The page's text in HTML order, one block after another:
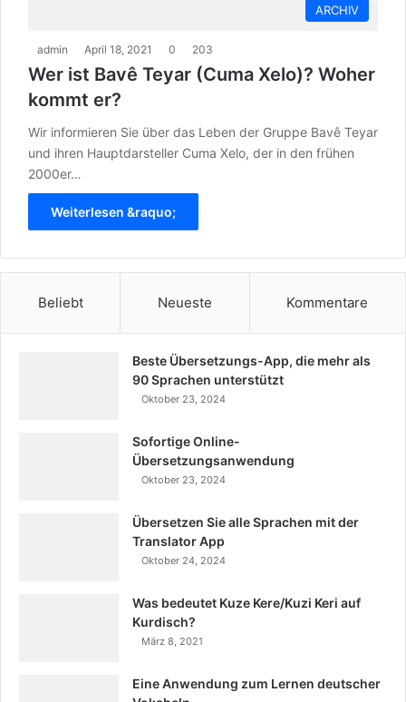
ARCHIV
admin April 18, 2021 0 203
Wer ist Bavê Teyar (Cuma Xelo)? Woher
kommt er?
Wir informieren Sie über das Leben der Gruppe Bavê Teyar
und ihren Hauptdarsteller Cuma Xelo, der in den frühen
2000er…
Weiterlesen &raquo;
Beliebt Neueste Kommentare
Beste Übersetzungs-App, die mehr als
90 Sprachen unterstützt
Oktober 23, 2024
Sofortige Online-
Übersetzungsanwendung
Oktober 23, 2024
Übersetzen Sie alle Sprachen mit der
Translator App
Oktober 24, 2024
Was bedeutet Kuze Kere/Kuzi Keri auf
Kurdisch?
März 8, 2021
Eine Anwendung zum Lernen deutscher